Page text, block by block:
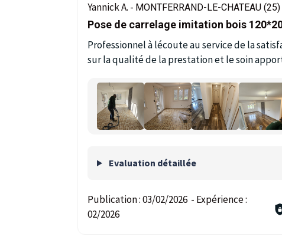
Yannick A. - MONTFERRAND-LE-CHATEAU (25)
Pose de carrelage imitation bois
Professionnel à lécoute au service de la
sur la qualité de la prestation et le soin
Evaluation détaillée
Publication :03/02/2026 - Expérience :
02/2026